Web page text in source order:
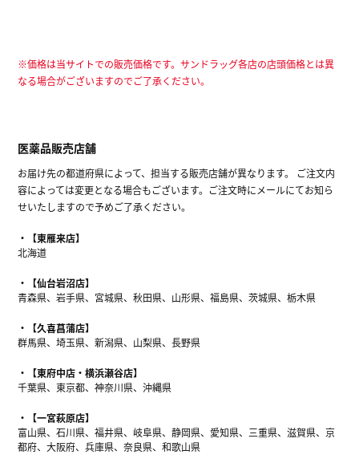
※価格は当サイトでの販売価格です。サンドラッグ各店の店頭価格とは異
なる場合がございますのでご了承ください。
医薬品販売店舗
お届け先の都道府県によって、担当する販売店舗が異なります。 ご注文内
容によっては変更となる場合もございます。ご注文時にメールにてお知ら
せいたしますので予めご了承ください。
【東雁来店】
北海道
【仙台岩沼店】
青森県、岩手県、宮城県、秋田県、山形県、福島県、茨城県、栃木県
【久喜菖蒲店】
群馬県、埼玉県、新潟県、山梨県、長野県
【東府中店・横浜瀬谷店】
千葉県、東京都、神奈川県、沖縄県
【一宮萩原店】
富山県、石川県、福井県、岐阜県、静岡県、愛知県、三重県、滋賀県、京
都府、大阪府、兵庫県、奈良県、和歌山県